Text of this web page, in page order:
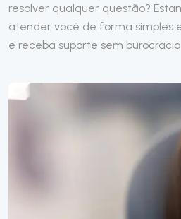
resolver qualquer questão?
atender você de forma simples
e receba suporte sem burocracia.